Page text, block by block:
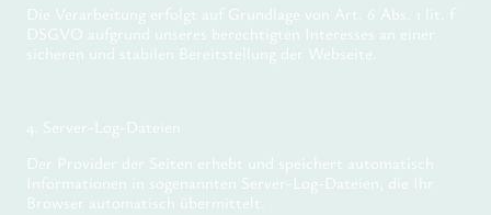
Die Verarbeitung erfolgt auf Grundlage von Art. 6 Abs. 1 lit. f
DSGVO aufgrund unseres berechtigten Interesses an einer
sicheren und stabilen Bereitstellung der Webseite.
4. Server-Log-Dateien
Der Provider der Seiten erhebt und speichert automatisch
Informationen in sogenannten Server-Log-Dateien, die Ihr
Browser automatisch übermittelt.